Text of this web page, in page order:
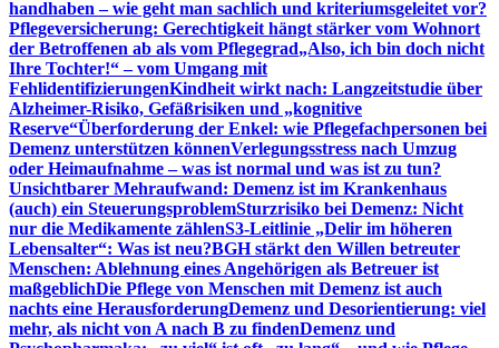
handhaben – wie geht man sachlich und kriteriumsgeleitet vor?
Pflegeversicherung: Gerechtigkeit hängt stärker vom Wohnort
der Betroffenen ab als vom Pflegegrad„Also, ich bin doch nicht
Ihre Tochter!“ – vom Umgang mit
FehlidentifizierungenKindheit wirkt nach: Langzeitstudie über
Alzheimer-Risiko, Gefäßrisiken und „kognitive
Reserve“Überforderung der Enkel: wie Pflegefachpersonen bei
Demenz unterstützen könnenVerlegungsstress nach Umzug
oder Heimaufnahme – was ist normal und was ist zu tun?
Unsichtbarer Mehraufwand: Demenz ist im Krankenhaus
(auch) ein SteuerungsproblemSturzrisiko bei Demenz: Nicht
nur die Medikamente zählenS3-Leitlinie „Delir im höheren
Lebensalter“: Was ist neu?BGH stärkt den Willen betreuter
Menschen: Ablehnung eines Angehörigen als Betreuer ist
maßgeblichDie Pflege von Menschen mit Demenz ist auch
nachts eine HerausforderungDemenz und Desorientierung: viel
mehr, als nicht von A nach B zu findenDemenz und